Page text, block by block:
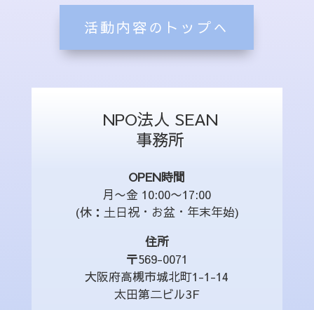
活動内容のトップへ
NPO法人 SEAN
事務所
OPEN時間
月〜金 10:00〜17:00
(休：土日祝・お盆・年末年始)
住所
〒569-0071
大阪府高槻市城北町1-1-14
太田第二ビル3F